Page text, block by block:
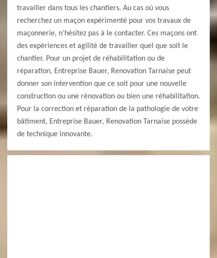
travailler dans tous les chantiers. Au cas où vous
recherchez un maçon expérimenté pour vos travaux de
maçonnerie, n’hésitez pas à le contacter. Ces maçons ont
des expériences et agilité de travailler quel que soit le
chantier. Pour un projet de réhabilitation ou de
réparation, Entreprise Bauer, Renovation Tarnaise peut
donner son intervention que ce soit pour une nouvelle
construction ou une rénovation ou bien une réhabilitation.
Pour la correction et réparation de la pathologie de votre
bâtiment, Entreprise Bauer, Renovation Tarnaise possède
de technique innovante.